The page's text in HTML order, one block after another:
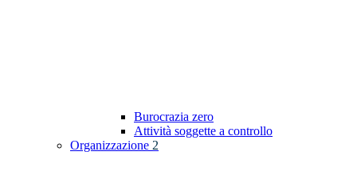
Burocrazia zero
Attività soggette a controllo
Organizzazione 2